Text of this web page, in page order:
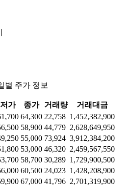
별 주가 정보
저가 종가 거래량
거래대금
64,300 22,758 1,452,382,900
58,900 44,779 2,628,649,950
55,000 73,924 3,912,384,200
53,000 46,320 2,459,567,550
58,700 30,289 1,729,900,500
60,500 24,023 1,428,208,900
67,000 41,796 2,701,319,900